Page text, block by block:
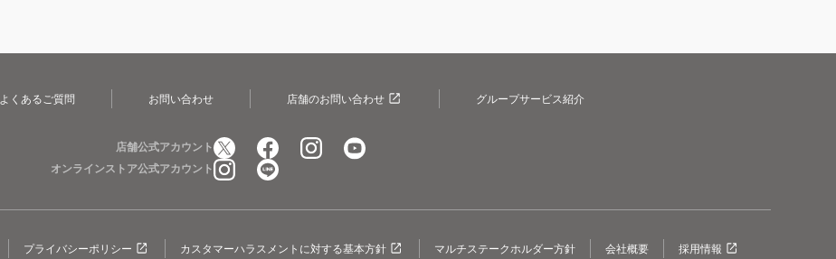
よくあるご質問 お問い合わせ 店舗のお問い合わせ グループサービス紹介
店舗公式アカウント
オンラインストア公式アカウント
プライバシーポリシー カスタマーハラスメントに対する基本方針 マルチステークホルダー方針 会社概要 採用情報